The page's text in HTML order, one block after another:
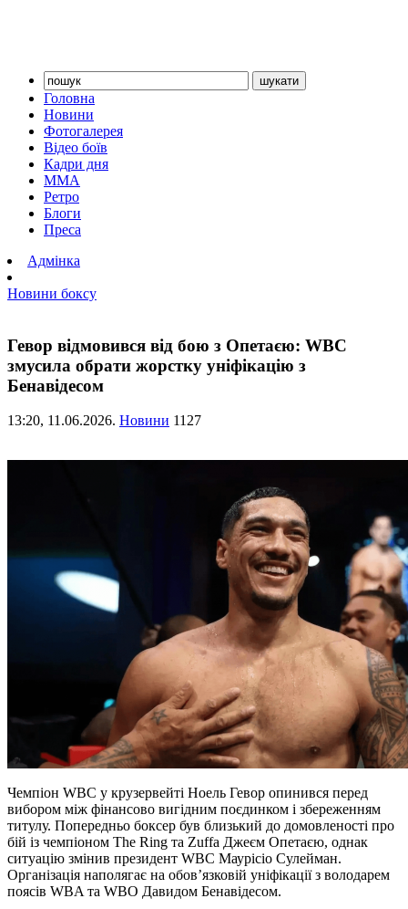
Головна
Новини
Фотогалерея
Відео боїв
Кадри дня
ММА
Ретро
Блоги
Преса
Адмінка
Новини боксу
Гевор відмовився від бою з Опетаєю: WBC
змусила обрати жорстку уніфікацію з
Бенавідесом
13:20, 11.06.2026. Новини 1127
Чемпіон WBC у крузервейті Ноель Гевор опинився перед
вибором між фінансово вигідним поєдинком і збереженням
титулу. Попередньо боксер був близький до домовленості про
бій із чемпіоном The Ring та Zuffa Джеєм Опетаєю, однак
ситуацію змінив президент WBC Маурісіо Сулейман.
Організація наполягає на обов’язковій уніфікації з володарем
поясів WBA та WBO Давидом Бенавідесом.